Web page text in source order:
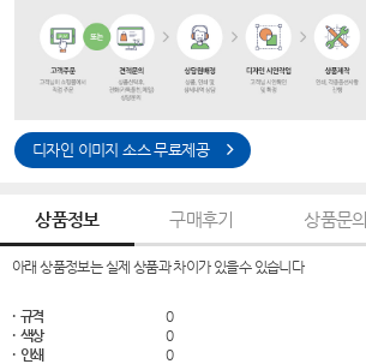
디자인 이미지 소스 무료제공
상품정보 구매후기 상품문의
아래 상품정보는 실제 상품과 차이가 있을수 있습니다
· 규격
0
· 색상
0
· 인쇄
0